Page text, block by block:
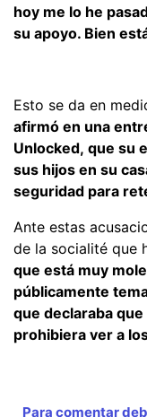
hoy me lo he
su apoyo. Bien
Esto se da en
afirmó en una
Unlocked, que su
sus hijos en su
seguridad para
Ante estas
de la socialité que
que está muy
públicamente
que declaraba
prohibiera ver a
Para comentar